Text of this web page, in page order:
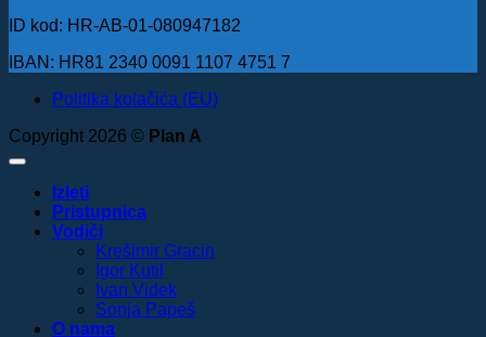
ID kod: HR-AB-01-080947182
IBAN: HR81 2340 0091 1107 4751 7
Politika kolačića (EU)
Copyright 2026 © Plan A
Izleti
Pristupnica
Vodiči
Krešimir Gracin
Igor Kutil
Ivan Videk
Sonja Papeš
O nama